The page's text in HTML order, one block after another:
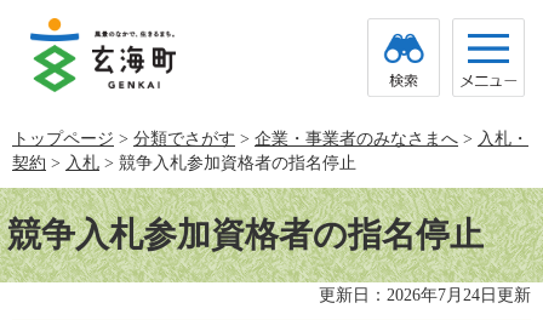
で
す。
ば
し
て
本
文
へ
トップページ > 分類でさがす > 企業・事業者のみなさまへ > 入札・
契約 > 入札 > 競争入札参加資格者の指名停止
本
文競争入札参加資格者の指名停止
更新日：2026年7月24日更新